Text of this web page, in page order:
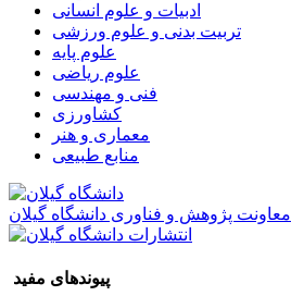
ادبیات و علوم انسانی
تربیت بدنی و علوم ورزشی
علوم پایه
علوم ریاضی
فنی و مهندسی
کشاورزی
معماری و هنر
منابع طبیعی
معاونت پژوهش و فناوری دانشگاه گیلان
پیوندهای مفید